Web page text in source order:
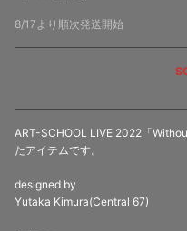
8/17より順次発送開始
ART-SCHOOL LIVE 2022「
たアイテムです。
designed by
Yutaka Kimura(Central 67)